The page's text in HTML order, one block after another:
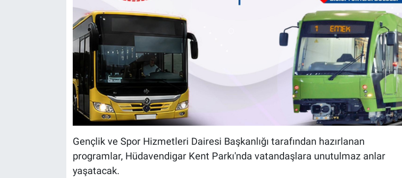
Gençlik ve Spor Hizmetleri Dairesi Başkanlığı tarafından hazırlanan
programlar, Hüdavendigar Kent Parkı'nda vatandaşlara unutulmaz anlar
yaşatacak.